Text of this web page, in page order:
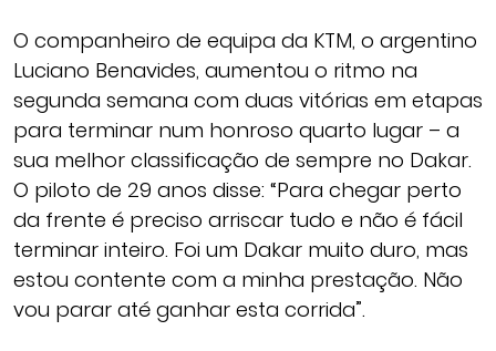
O companheiro de equipa da KTM, o argentino
Luciano Benavides, aumentou o ritmo na
segunda semana com duas vitórias em etapas
para terminar num honroso quarto lugar – a
sua melhor classificação de sempre no Dakar.
O piloto de 29 anos disse: “Para chegar perto
da frente é preciso arriscar tudo e não é fácil
terminar inteiro. Foi um Dakar muito duro, mas
estou contente com a minha prestação. Não
vou parar até ganhar esta corrida”.